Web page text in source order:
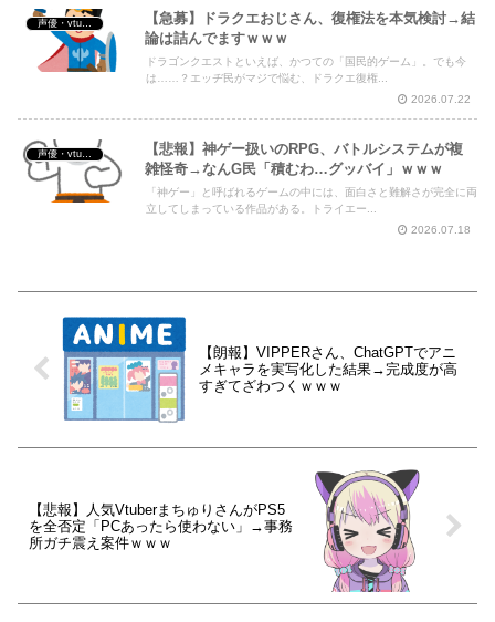
【急募】ドラクエおじさん、復権法を本気検討→結
論は詰んでますｗｗｗ
ドラゴンクエストといえば、かつての「国民的ゲーム」。でも今
は……？エッヂ民がマジで悩む、ドラクエ復権...
2026.07.22
【悲報】神ゲー扱いのRPG、バトルシステムが複
雑怪奇→なんG民「積むわ…グッバイ」ｗｗｗ
「神ゲー」と呼ばれるゲームの中には、面白さと難解さが完全に両
立してしまっている作品がある。トライエー...
2026.07.18
【朗報】VIPPERさん、ChatGPTでアニ
メキャラを実写化した結果→完成度が高
すぎてざわつくｗｗｗ
【悲報】人気VtuberまちゅりさんがPS5
を全否定「PCあったら使わない」→事務
所ガチ震え案件ｗｗｗ